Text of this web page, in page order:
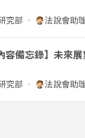
究部 法說會助
容備忘錄】未來
究部 法說會助